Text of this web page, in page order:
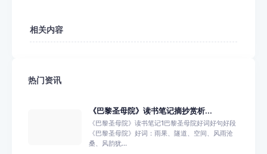
相关内容
热门资讯
《巴黎圣母院》读书笔记摘抄赏析...
《巴黎圣母院》读书笔记1巴黎圣母院好词好句好段
《巴黎圣母院》好词：雨果、隧道、空间、风雨沧
桑、风韵犹...